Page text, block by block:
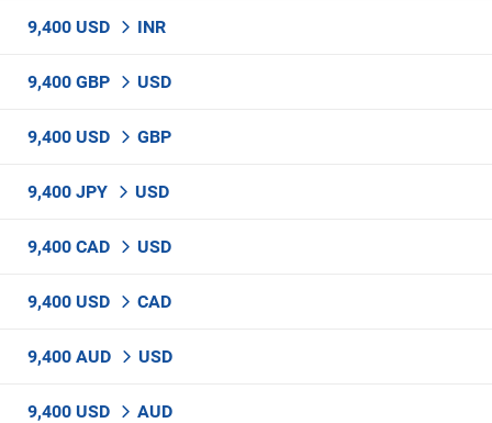
9,400 USD INR
9,400 GBP USD
9,400 USD GBP
9,400 JPY USD
9,400 CAD USD
9,400 USD CAD
9,400 AUD USD
9,400 USD AUD